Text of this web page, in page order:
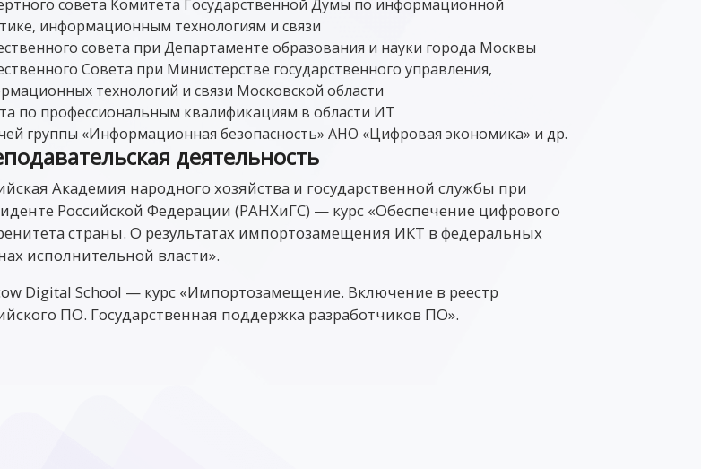
совета Комитета Государственной Думы по информационной
информационным технологиям и связи
совета при Департаменте образования и науки города Москвы
Совета при Министерстве государственного управления,
технологий и связи Московской области
по профессиональным квалификациям в области ИТ
группы «Информационная безопасность» АНО «Цифровая экономика» и др.
деятельность
Академия народного хозяйства и государственной службы при
Российской Федерации (РАНХиГС) — курс «Обеспечение цифрового
страны. О результатах импортозамещения ИКТ в федеральных
исполнительной власти».
Digital School — курс «Импортозамещение. Включение в реестр
ПО. Государственная поддержка разработчиков ПО».